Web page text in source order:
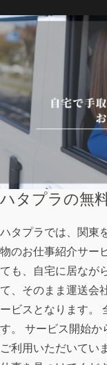
ハタプラの無
ハタプラでは、関東
物のお仕事紹介サー
ても、自宅に居なが
て、そのまま運送会
ービスとなります。
す。 サービス開始か
ご利用いただいてい